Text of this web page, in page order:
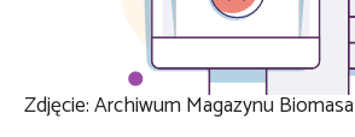
Zdjęcie: Archiwum Magazynu Biomasa